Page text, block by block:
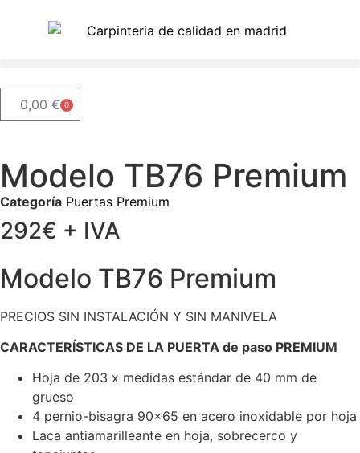
0,00 € 0
Modelo TB76 Premium
Categoría Puertas Premium
292€ + IVA
Modelo TB76 Premium
PRECIOS SIN INSTALACIÓN Y SIN MANIVELA
CARACTERÍSTICAS DE LA PUERTA de paso PREMIUM
Hoja de 203 x medidas estándar de 40 mm de
grueso
4 pernio-bisagra 90×65 en acero inoxidable por hoja
Laca antiamarilleante en hoja, sobrecerco y